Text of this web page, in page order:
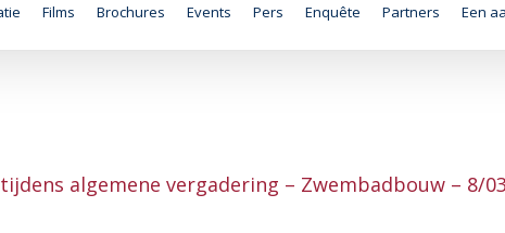
Films Brochures Events Pers Enquête Partners Een
algemene vergadering – Zwembadbouw – 8/